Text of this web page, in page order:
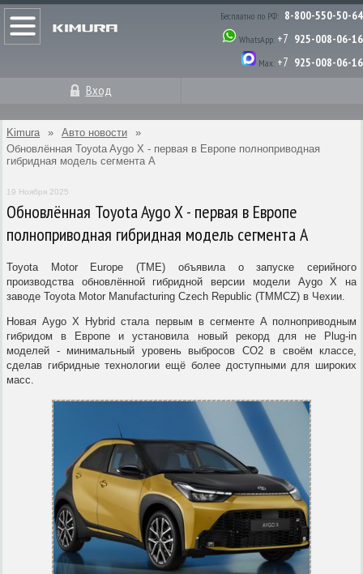
Бесплатно по РФ: 8-800-550-50-64
WhatsApp: +7 925-008-06-16
Max: +7 925-008-06-16
Вход
Kimura » Авто новости
»
Обновлённая Toyota Aygo X - первая в Европе полноприводная
гибридная модель сегмента А
19 Ноября 2025
Обновлённая Toyota Aygo X - первая в Европе
полноприводная гибридная модель сегмента А
Toyota Motor Europe (TME) объявила о запуске серийного
производства обновлённой гибридной версии модели Aygo X на
заводе Toyota Motor Manufacturing Czech Republic (TMMCZ) в Чехии.
Новая Aygo X Hybrid стала первым в сегменте A полноприводным
гибридом в Европе и установила новый рекорд для не Plug-in
моделей - минимальный уровень выбросов CO2 в своём классе,
сделав гибридные технологии ещё более доступными для широких
масс.